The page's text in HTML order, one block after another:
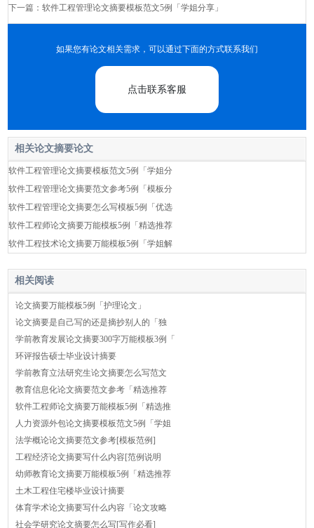
下一篇：软件工程管理论文摘要模板范文5例「学姐分享」
如果您有论文相关需求，可以通过下面的方式联系我们
点击联系客服
相关论文摘要论文
软件工程管理论文摘要模板范文5例「学姐分
软件工程管理论文摘要范文参考5例「模板分
软件工程管理论文摘要怎么写模板5例「优选
软件工程师论文摘要万能模板5例「精选推荐
软件工程技术论文摘要万能模板5例「学姐解
相关阅读
论文摘要万能模板5例「护理论文」
论文摘要是自己写的还是摘抄别人的「独
学前教育发展论文摘要300字万能模板3例「
环评报告硕士毕业设计摘要
学前教育立法研究生论文摘要怎么写范文
教育信息化论文摘要范文参考「精选推荐
软件工程师论文摘要万能模板5例「精选推
人力资源外包论文摘要模板范文5例「学姐
法学概论论文摘要范文参考[模板范例]
工程经济论文摘要写什么内容[范例说明
幼师教育论文摘要万能模板5例「精选推荐
土木工程住宅楼毕业设计摘要
体育学术论文摘要写什么内容「论文攻略
社会学研究论文摘要怎么写[写作必看]